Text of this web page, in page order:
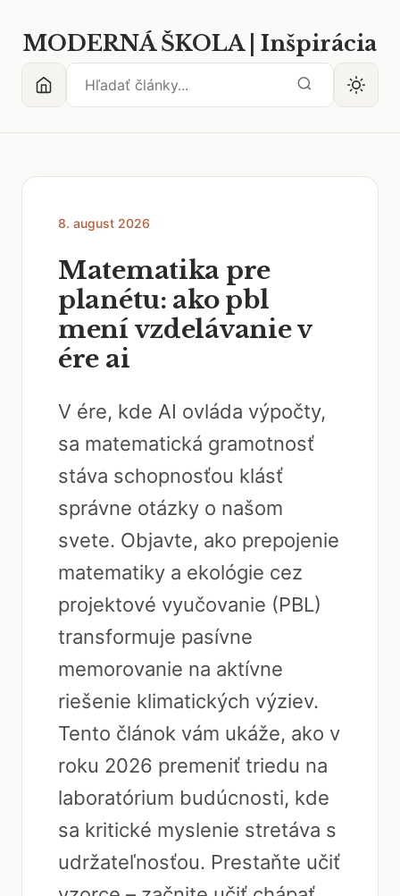
MODERNÁ ŠKOLA | Inšpirácia
8. august 2026
Matematika pre
planétu: ako pbl
mení vzdelávanie v
ére ai
V ére, kde AI ovláda výpočty,
sa matematická gramotnosť
stáva schopnosťou klásť
správne otázky o našom
svete. Objavte, ako prepojenie
matematiky a ekológie cez
projektové vyučovanie (PBL)
transformuje pasívne
memorovanie na aktívne
riešenie klimatických výziev.
Tento článok vám ukáže, ako v
roku 2026 premeniť triedu na
laboratórium budúcnosti, kde
sa kritické myslenie stretáva s
udržateľnosťou. Prestaňte učiť